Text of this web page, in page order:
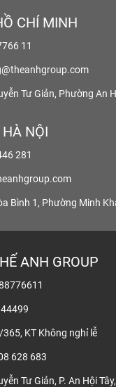
CHÍ MINH
11
Tư Giản, Phường An
NỘI
281
Bình 1, Phường Minh
ANH GROUP
KT Không nghỉ lễ
628 683
Tư Giản, P. An Hội